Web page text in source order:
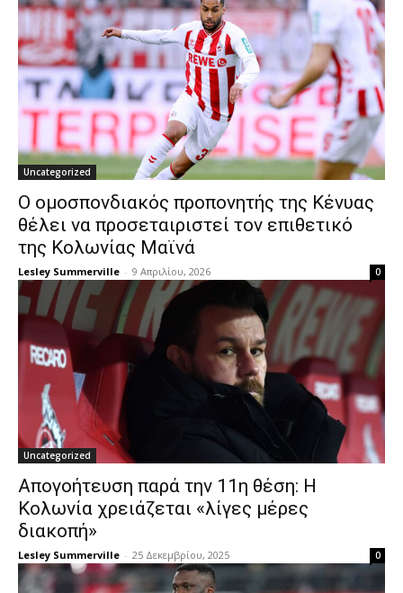
Uncategorized
Ο ομοσπονδιακός προπονητής της Κένυας
θέλει να προσεταιριστεί τον επιθετικό
της Κολωνίας Μαϊνά
Lesley Summerville - 9 Απριλίου, 2026 0
Uncategorized
Απογοήτευση παρά την 11η θέση: Η
Κολωνία χρειάζεται «λίγες μέρες
διακοπή»
Lesley Summerville - 25 Δεκεμβρίου, 2025 0